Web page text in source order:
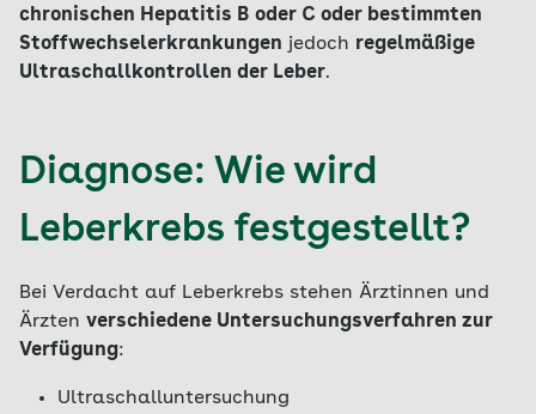
chronischen Hepatitis B oder C oder bestimmten
Stoffwechselerkrankungen jedoch regelmäßige
Ultraschallkontrollen der Leber.
Diagnose: Wie wird
Leberkrebs festgestellt?
Bei Verdacht auf Leberkrebs stehen Ärztinnen und
Ärzten verschiedene Untersuchungsverfahren zur
Verfügung:
Ultraschalluntersuchung